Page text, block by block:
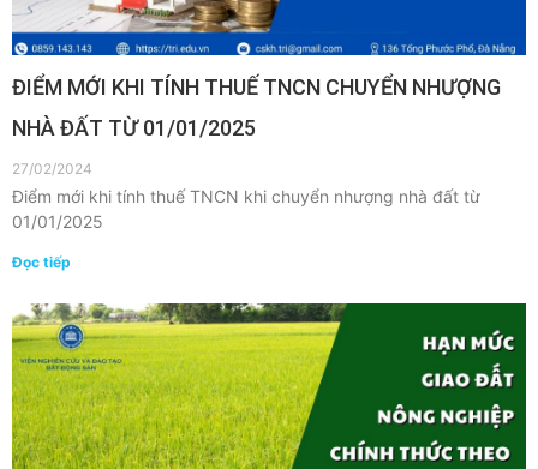
ĐIỂM MỚI KHI TÍNH THUẾ TNCN CHUYỂN NHƯỢNG
NHÀ ĐẤT TỪ 01/01/2025
27/02/2024
Điểm mới khi tính thuế TNCN khi chuyển nhượng nhà đất từ
01/01/2025
Đọc tiếp